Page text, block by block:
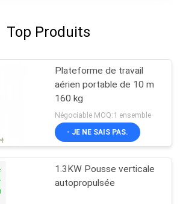
Top Produits
Plateforme de travail
aérien portable de 10 m
160 kg
Négociable MOQ:1 ensemble
- JE NE SAIS PAS.
1.3KW Pousse verticale
autopropulsée